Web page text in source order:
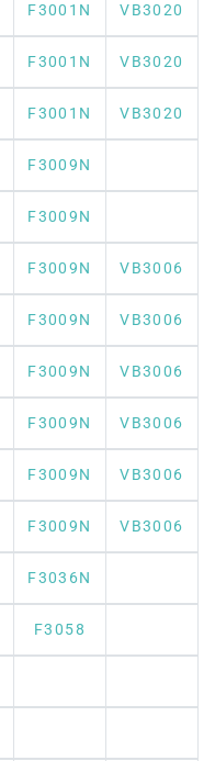
F3001N VB3020
F3001N VB3020
F3001N VB3020
F3009N
F3009N
F3009N VB3006
F3009N VB3006
F3009N VB3006
F3009N VB3006
F3009N VB3006
F3009N VB3006
F3036N
F3058